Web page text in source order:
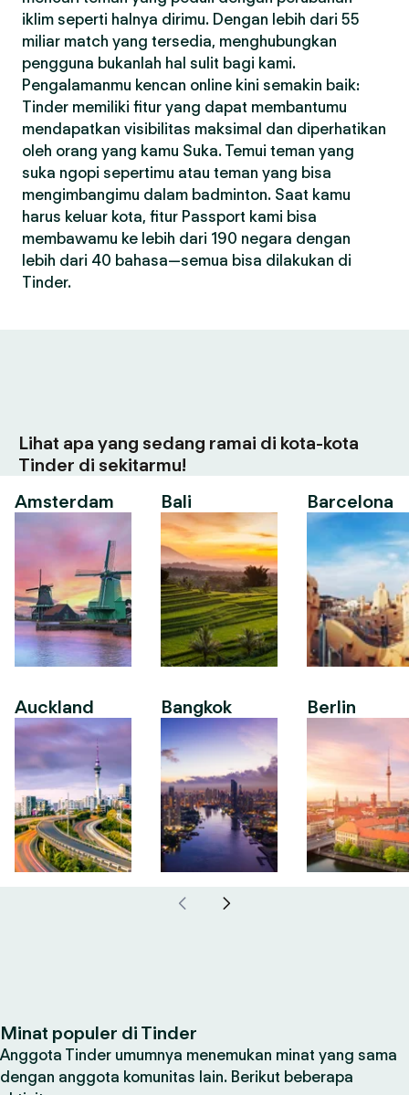
iklim seperti halnya dirimu. Dengan lebih dari 55
miliar match yang tersedia, menghubungkan
pengguna bukanlah hal sulit bagi kami.
Pengalamanmu kencan online kini semakin baik:
Tinder memiliki fitur yang dapat membantumu
mendapatkan visibilitas maksimal dan diperhatikan
oleh orang yang kamu Suka. Temui teman yang
suka ngopi sepertimu atau teman yang bisa
mengimbangimu dalam badminton. Saat kamu
harus keluar kota, fitur Passport kami bisa
membawamu ke lebih dari 190 negara dengan
lebih dari 40 bahasa—semua bisa dilakukan di
Tinder.
Lihat apa yang sedang ramai di kota-kota
Tinder di sekitarmu!
Amsterdam
Auckland
Bali
Bangkok
Barcelona
Berlin
Minat populer di Tinder
Anggota Tinder umumnya menemukan minat yang sama
dengan anggota komunitas lain. Berikut beberapa